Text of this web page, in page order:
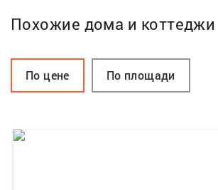
Похожие дома и коттеджи
По цене По площади